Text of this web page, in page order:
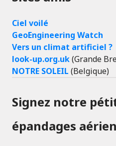
Ciel voilé
GeoEngineering Watch
Vers un climat artificiel ?
look-up.org.uk(Grande
NOTRE SOLEIL (Belgique)
Signez notre
épandages